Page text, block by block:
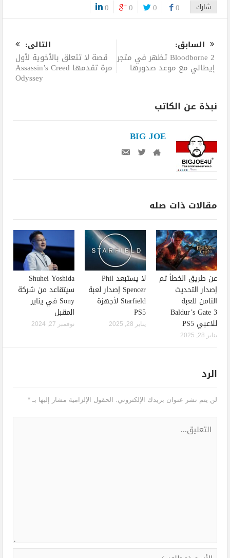
شارك 0
0
0
0
السابق:
Bloodborne 2 تظهر في متجر
إيطالي مع موعد صدورها
التالى:
قصة لا تتعلق بالأخوية لأول
مرة تقدمها Assassin’s Creed
Odyssey
نبذة عن الكاتب
BIG JOE
مقالات ذات صله
عن طريق الخطأ تم
إصدار التحديث
الثامن للعبة
Baldur’s Gate 3
للاعبي PS5
يناير 28, 2025
لا يستبعد Phil
Spencer إصدار لعبة
Starfield لأجهزة
PS5
يناير 28, 2025
Shuhei Yoshida
سيتقاعد من شركة
Sony في يناير
المقبل
نوفمبر 27, 2024
الرد
لن يتم نشر عنوان بريدك الإلكتروني. الحقول الإلزامية مشار إليها بـ*